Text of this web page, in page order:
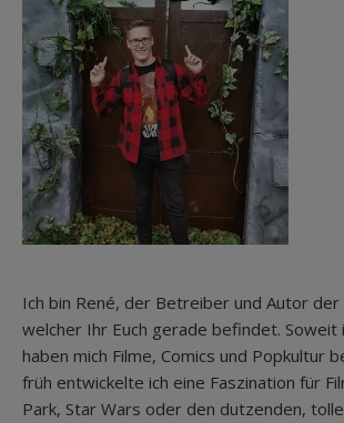
Ich bin René, der Betreiber und Autor der
welcher Ihr Euch gerade befindet. Soweit
haben mich Filme, Comics und Popkultur
früh entwickelte ich eine Faszination für
Park, Star Wars oder den dutzenden,